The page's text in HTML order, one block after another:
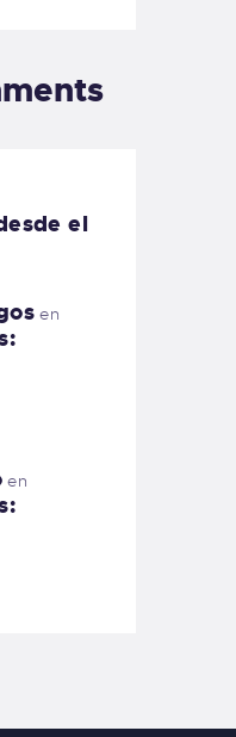
el
en
en